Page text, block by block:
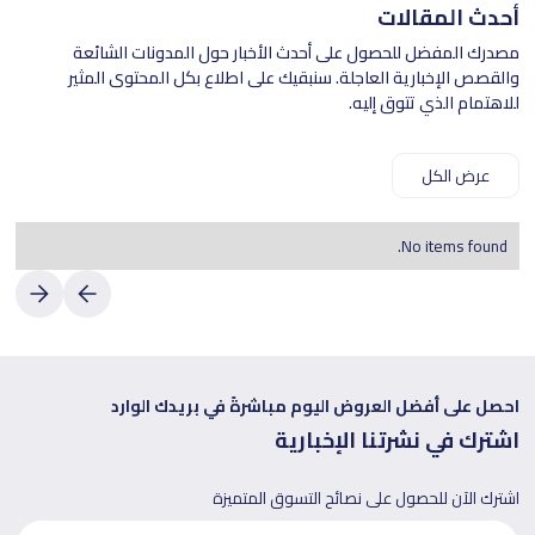
أحدث المقالات
مصدرك المفضل للحصول على أحدث الأخبار حول المدونات الشائعة
والقصص الإخبارية العاجلة. سنبقيك على اطلاع بكل المحتوى المثير
للاهتمام الذي تتوق إليه.
عرض الكل
No items found.
احصل على أفضل العروض اليوم مباشرةً في بريدك الوارد
اشترك في نشرتنا الإخبارية
اشترك الآن للحصول على نصائح التسوق المتميزة